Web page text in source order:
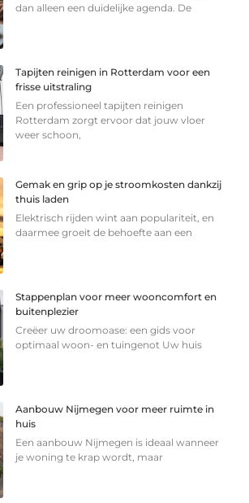
dan alleen een duidelijke agenda. De
Tapijten reinigen in Rotterdam voor een
frisse uitstraling
Een professioneel tapijten reinigen
Rotterdam zorgt ervoor dat jouw vloer
weer schoon,
Gemak en grip op je stroomkosten dankzij
thuis laden
Elektrisch rijden wint aan populariteit, en
daarmee groeit de behoefte aan een
Stappenplan voor meer wooncomfort en
buitenplezier
Creëer uw droomoase: een gids voor
optimaal woon- en tuingenot Uw huis
Aanbouw Nijmegen voor meer ruimte in
huis
Een aanbouw Nijmegen is ideaal wanneer
je woning te krap wordt, maar